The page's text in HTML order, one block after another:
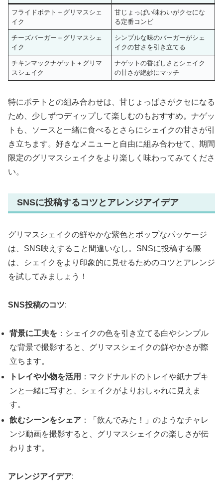
フライドポテト＋グリマスシェ
イク
甘じょっぱい味わいがクセにな
る定番コンビ
チーズバーガー＋グリマスシェ
イク
シンプルな味のバーガーがシェ
イクの甘さを引き立てる
チキンマックナゲット＋グリマ
スシェイク
ナゲットの香ばしさとシェイク
の甘さが絶妙にマッチ
特にポテトとの組み合わせは、甘じょっぱさがクセになる
ため、少しずつディップして楽しむのもおすすめ。ナゲッ
トも、ソースと一緒に食べるとさらにシェイクの甘さが引
き立ちます。好きなメニューと自由に組み合わせて、期間
限定のグリマスシェイクをより楽しく味わってみてくださ
い。
SNSに投稿するコツとアレンジアイデア
グリマスシェイクの鮮やかな紫色とポップなパッケージ
は、SNS映えすること間違いなし。SNSに投稿する際
は、シェイクをより印象的に見せるためのコツとアレンジ
を試してみましょう！
SNS投稿のコツ:
背景に工夫を ：シェイクの色を引き立てる白やシンプル
な背景で撮影すると、グリマスシェイクの鮮やかさが際
立ちます。
トレイや小物を活用 ：マクドナルドのトレイや紙ナプキ
ンと一緒に写すと、シェイクがよりおしゃれに見えま
す。
飲むシーンをシェア ：「飲んでみた！」のようなチャレ
ンジ動画を撮影すると、グリマスシェイクの楽しさが伝
わります。
アレンジアイデア: